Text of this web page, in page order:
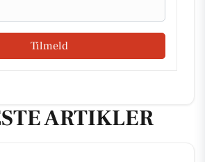
Tilmeld
ARTIKLER